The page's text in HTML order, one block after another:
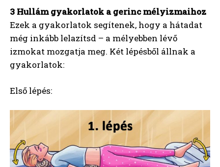
3 Hullám gyakorlatok a gerinc mélyizmaihoz
Ezek a gyakorlatok segítenek, hogy a hátadat
még inkább lelazítsd – a mélyebben lévő
izmokat mozgatja meg. Két lépésből állnak a
gyakorlatok:
Első lépés: